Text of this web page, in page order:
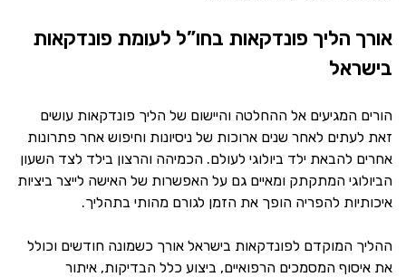
אורך הליך פונדקאות בחו”ל לעומת פונדקאות
בישראל
הורים המגיעים אל ההחלטה והיישום של הליך פונדקאות עושים
זאת לעתים לאחר שנים ארוכות של ניסיונות וחיפוש אחר פתרונות
אחרים להבאת ילד ביולוגי לעולם. הכמיהה והרצון בילד לצד השעון
הביולוגי המתקתק ומאיים גם על האפשרות של האישה לייצר ביציות
איכותיות להפריה הופך את הזמן לגורם מהותי בתהליך.
ההליך המוקדם לפונדקאות בישראל אורך כשמונה חודשים וכולל
את איסוף המסמכים הרפואיים, ביצוע כלל הבדיקות, איתור